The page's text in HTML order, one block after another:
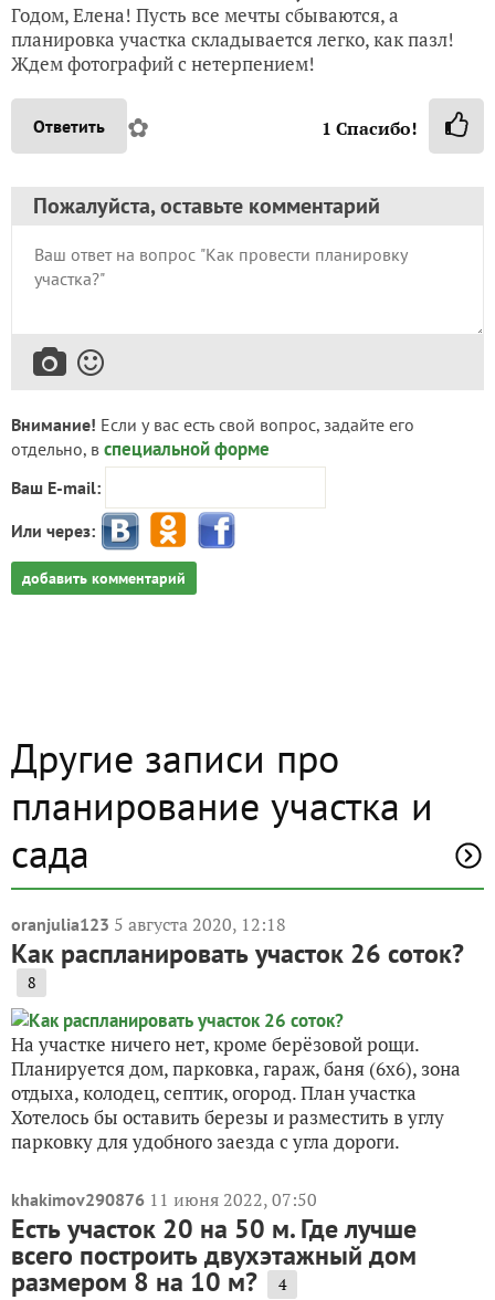
Годом, Елена! Пусть все мечты сбываются, а
планировка участка складывается легко, как пазл!
Ждем фотографий с нетерпением!
Ответить ✿ 1 Спасибо!
Пожалуйста, оставьте комментарий
Внимание! Если у вас есть свой вопрос, задайте его
отдельно, в специальной форме
Ваш E-mail:
Или через:
добавить комментарий
Другие записи про
планирование участка и
сада
oranjulia123 5 августа 2020, 12:18
Как распланировать участок 26 соток?
8
На участке ничего нет, кроме берёзовой рощи.
Планируется дом, парковка, гараж, баня (6х6), зона
отдыха, колодец, септик, огород. План участка
Хотелось бы оставить березы и разместить в углу
парковку для удобного заезда с угла дороги.
khakimov290876 11 июня 2022, 07:50
Есть участок 20 на 50 м. Где лучше
всего построить двухэтажный дом
размером 8 на 10 м? 4